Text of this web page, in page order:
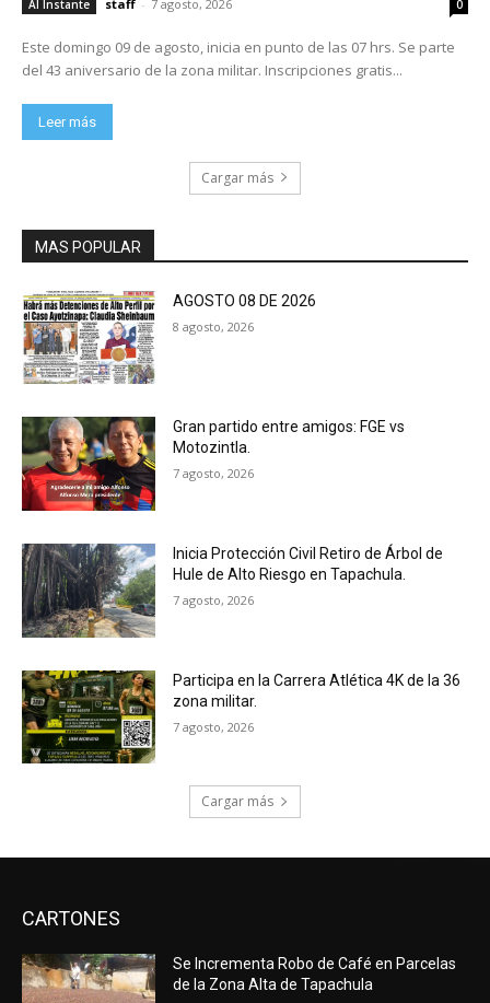
Al Instante staff - 7 agosto, 2026 0
Este domingo 09 de agosto, inicia en punto de las 07 hrs. Se parte
del 43 aniversario de la zona militar. Inscripciones gratis...
Leer más
Cargar más
MAS POPULAR
AGOSTO 08 DE 2026
8 agosto, 2026
Gran partido entre amigos: FGE vs
Motozintla.
7 agosto, 2026
Inicia Protección Civil Retiro de Árbol de
Hule de Alto Riesgo en Tapachula.
7 agosto, 2026
Participa en la Carrera Atlética 4K de la 36
zona militar.
7 agosto, 2026
Cargar más
CARTONES
Se Incrementa Robo de Café en Parcelas
de la Zona Alta de Tapachula